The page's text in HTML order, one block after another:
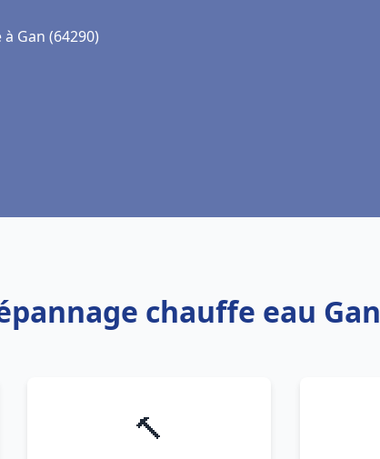
Gan (64290)
chauffe eau Gan
🔨